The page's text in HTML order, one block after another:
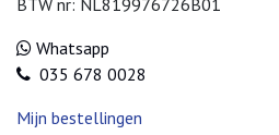
BTW nr: NL819976726B01
Whatsapp
035 678 0028
Mijn bestellingen